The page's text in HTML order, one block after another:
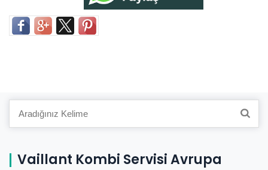
Vaillant Kombi Servisi Avrupa